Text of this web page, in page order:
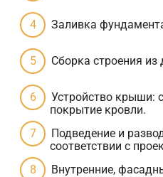
Заливка
Сборка строения
Устройство крыши:
покрытие кровли.
Подведение и
соответствии с
Внутренние,